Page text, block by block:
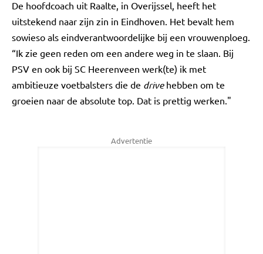
De hoofdcoach uit Raalte, in Overijssel, heeft het
uitstekend naar zijn zin in Eindhoven. Het bevalt hem
sowieso als eindverantwoordelijke bij een vrouwenploeg.
“Ik zie geen reden om een andere weg in te slaan. Bij
PSV en ook bij SC Heerenveen werk(te) ik met
ambitieuze voetbalsters die de drivehebben om te
groeien naar de absolute top. Dat is prettig werken."
Advertentie